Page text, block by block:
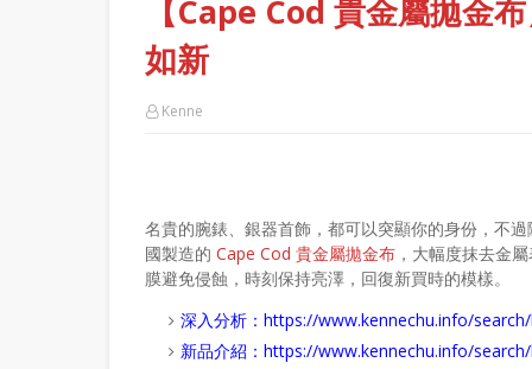
【Cape Cod 貴金屬拋金
如新
Kenne
名貴的腕錶、銀器首飾，都可以突顯你的身份，不
國製造的 Cape Cod 貴金屬拋金布 ，大幅度抹去金
膜避免侵蝕，時刻保持亮澤，回復新買時的模樣。
深入分析： https://www.kennechu.info/
新品介紹： https://www.kennechu.info/